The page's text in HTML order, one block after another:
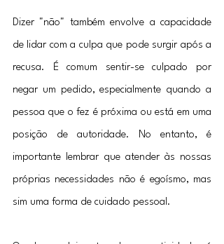
Dizer "não" também envolve a capacidade
de lidar com a culpa que pode surgir após a
recusa. É comum sentir-se culpado por
negar um pedido, especialmente quando a
pessoa que o fez é próxima ou está em uma
posição de autoridade. No entanto, é
importante lembrar que atender às nossas
próprias necessidades não é egoísmo, mas
sim uma forma de cuidado pessoal.